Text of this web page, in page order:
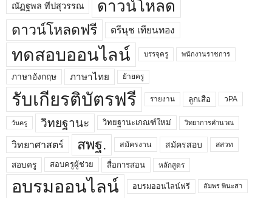
ณัฏฐพล ทีปสุวรรณ ดาวน์โหลด
ดาวน์โหลดฟรี ตรีนุช เทียนทอง
ทดสอบออนไลน์ บรรจุครู พนักงานราชการ
ภาษาอังกฤษ ภาษาไทย ย้ายครู
รับเกียรติบัตรฟรี รายงาน ลูกเสือ วPA
วันครู วิทยฐานะ วิทยฐานะเกณฑ์ใหม่ วิทยาการคำนวณ
วิทยาศาสตร์ สพฐ. สมัครงาน สมัครสอบ สสวท
สอบครู สอบครูผู้ช่วย สื่อการสอน หลักสูตร
อบรมออนไลน์ อบรมออนไลน์ฟรี อัมพร พินะสา